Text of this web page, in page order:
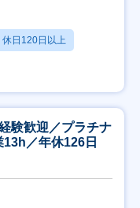
休日120日以上
験歓迎／プラチナ
／年休126日